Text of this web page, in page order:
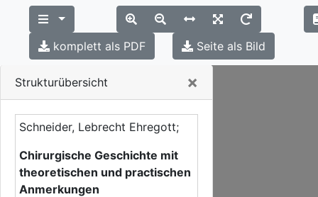
Strukturübersicht ×
Schneider, Lebrecht Ehregott;
Chirurgische Geschichte mit
theoretischen und practischen
Anmerkungen
komplett als PDF Seite als Bild